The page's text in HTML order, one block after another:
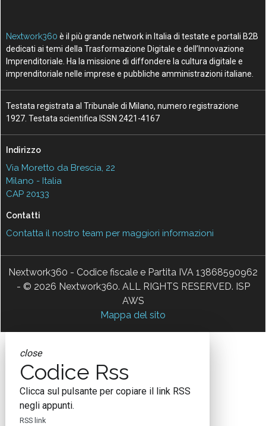
Nextwork360 è il più grande network in Italia di testate e portali B2B
dedicati ai temi della Trasformazione Digitale e dell’Innovazione
Imprenditoriale. Ha la missione di diffondere la cultura digitale e
imprenditoriale nelle imprese e pubbliche amministrazioni italiane.
Testata registrata al Tribunale di Milano, numero registrazione
1927. Testata scientifica ISSN 2421-4167
Indirizzo
Via Moretto da Brescia, 22
Milano - Italia
CAP 20133
Contatti
Contatta il nostro team per maggiori informazioni
Nextwork360 - Codice fiscale e Partita IVA 13868590962
- © 2026 Nextwork360. ALL RIGHTS RESERVED. ISP
AWS
Mappa del sito
close
Codice Rss
Clicca sul pulsante per copiare il link RSS
negli appunti.
RSS link